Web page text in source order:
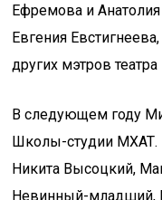
Ефремова и
Евгения
других мэтров театра
В следующем году
Школы-студии МХАТ.
Никита Высоцкий,
Невинный-младший,